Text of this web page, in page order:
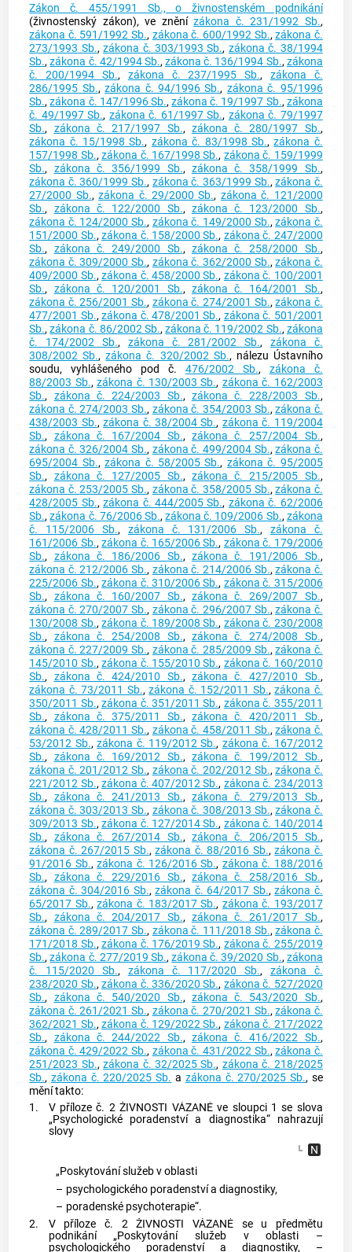
Zákon č. 455/1991 Sb., o živnostenském podnikání
(živnostenský zákon), ve zněnízákona č. 231/1992 Sb.,
zákona č. 591/1992 Sb., zákona č. 600/1992 Sb.,zákona č.
273/1993 Sb.,zákona č. 303/1993 Sb., zákona č. 38/1994
Sb.,zákona č. 42/1994 Sb.,zákona č. 136/1994 Sb.,zákona
č. 200/1994 Sb., zákona č. 237/1995 Sb., zákona č.
286/1995 Sb.,zákona č. 94/1996 Sb., zákona č. 95/1996
Sb.,zákona č. 147/1996 Sb.,zákona č. 19/1997 Sb.,zákona
č. 49/1997 Sb., zákona č. 61/1997 Sb., zákona č. 79/1997
Sb., zákona č. 217/1997 Sb., zákona č. 280/1997 Sb.,
zákona č. 15/1998 Sb., zákona č. 83/1998 Sb.,zákona č.
157/1998 Sb.,zákona č. 167/1998 Sb., zákona č. 159/1999
Sb., zákona č. 356/1999 Sb., zákona č. 358/1999 Sb.,
zákona č. 360/1999 Sb., zákona č. 363/1999 Sb.,zákona č.
27/2000 Sb.,zákona č. 29/2000 Sb., zákona č. 121/2000
Sb., zákona č. 122/2000 Sb., zákona č. 123/2000 Sb.,
zákona č. 124/2000 Sb., zákona č. 149/2000 Sb.,zákona č.
151/2000 Sb.,zákona č. 158/2000 Sb., zákona č. 247/2000
Sb., zákona č. 249/2000 Sb., zákona č. 258/2000 Sb.,
zákona č. 309/2000 Sb., zákona č. 362/2000 Sb.,zákona č.
409/2000 Sb.,zákona č. 458/2000 Sb., zákona č. 100/2001
Sb., zákona č. 120/2001 Sb., zákona č. 164/2001 Sb.,
zákona č. 256/2001 Sb., zákona č. 274/2001 Sb.,zákona č.
477/2001 Sb.,zákona č. 478/2001 Sb., zákona č. 501/2001
Sb.,zákona č. 86/2002 Sb.,zákona č. 119/2002 Sb.,zákona
č. 174/2002 Sb., zákona č. 281/2002 Sb., zákona č.
308/2002 Sb.,zákona č. 320/2002 Sb., nálezu Ústavního
soudu, vyhlášeného pod č. 476/2002 Sb., zákona č.
88/2003 Sb.,zákona č. 130/2003 Sb., zákona č. 162/2003
Sb., zákona č. 224/2003 Sb., zákona č. 228/2003 Sb.,
zákona č. 274/2003 Sb., zákona č. 354/2003 Sb.,zákona č.
438/2003 Sb.,zákona č. 38/2004 Sb., zákona č. 119/2004
Sb., zákona č. 167/2004 Sb., zákona č. 257/2004 Sb.,
zákona č. 326/2004 Sb., zákona č. 499/2004 Sb.,zákona č.
695/2004 Sb.,zákona č. 58/2005 Sb., zákona č. 95/2005
Sb., zákona č. 127/2005 Sb., zákona č. 215/2005 Sb.,
zákona č. 253/2005 Sb., zákona č. 358/2005 Sb.,zákona č.
428/2005 Sb.,zákona č. 444/2005 Sb., zákona č. 62/2006
Sb.,zákona č. 76/2006 Sb.,zákona č. 109/2006 Sb.,zákona
č. 115/2006 Sb., zákona č. 131/2006 Sb., zákona č.
161/2006 Sb.,zákona č. 165/2006 Sb., zákona č. 179/2006
Sb., zákona č. 186/2006 Sb., zákona č. 191/2006 Sb.,
zákona č. 212/2006 Sb., zákona č. 214/2006 Sb.,zákona č.
225/2006 Sb.,zákona č. 310/2006 Sb., zákona č. 315/2006
Sb., zákona č. 160/2007 Sb., zákona č. 269/2007 Sb.,
zákona č. 270/2007 Sb., zákona č. 296/2007 Sb.,zákona č.
130/2008 Sb.,zákona č. 189/2008 Sb., zákona č. 230/2008
Sb., zákona č. 254/2008 Sb., zákona č. 274/2008 Sb.,
zákona č. 227/2009 Sb., zákona č. 285/2009 Sb.,zákona č.
145/2010 Sb.,zákona č. 155/2010 Sb., zákona č. 160/2010
Sb., zákona č. 424/2010 Sb., zákona č. 427/2010 Sb.,
zákona č. 73/2011 Sb.,zákona č. 152/2011 Sb.,zákona č.
350/2011 Sb.,zákona č. 351/2011 Sb., zákona č. 355/2011
Sb., zákona č. 375/2011 Sb., zákona č. 420/2011 Sb.,
zákona č. 428/2011 Sb., zákona č. 458/2011 Sb.,zákona č.
53/2012 Sb.,zákona č. 119/2012 Sb., zákona č. 167/2012
Sb., zákona č. 169/2012 Sb., zákona č. 199/2012 Sb.,
zákona č. 201/2012 Sb., zákona č. 202/2012 Sb.,zákona č.
221/2012 Sb.,zákona č. 407/2012 Sb., zákona č. 234/2013
Sb., zákona č. 241/2013 Sb., zákona č. 279/2013 Sb.,
zákona č. 303/2013 Sb., zákona č. 308/2013 Sb.,zákona č.
309/2013 Sb.,zákona č. 127/2014 Sb., zákona č. 140/2014
Sb., zákona č. 267/2014 Sb., zákona č. 206/2015 Sb.,
zákona č. 267/2015 Sb.,zákona č. 88/2016 Sb.,zákona č.
91/2016 Sb.,zákona č. 126/2016 Sb., zákona č. 188/2016
Sb., zákona č. 229/2016 Sb., zákona č. 258/2016 Sb.,
zákona č. 304/2016 Sb.,zákona č. 64/2017 Sb.,zákona č.
65/2017 Sb.,zákona č. 183/2017 Sb., zákona č. 193/2017
Sb., zákona č. 204/2017 Sb., zákona č. 261/2017 Sb.,
zákona č. 289/2017 Sb., zákona č. 111/2018 Sb.,zákona č.
171/2018 Sb.,zákona č. 176/2019 Sb., zákona č. 255/2019
Sb.,zákona č. 277/2019 Sb.,zákona č. 39/2020 Sb.,zákona
č. 115/2020 Sb., zákona č. 117/2020 Sb., zákona č.
238/2020 Sb.,zákona č. 336/2020 Sb., zákona č. 527/2020
Sb., zákona č. 540/2020 Sb., zákona č. 543/2020 Sb.,
zákona č. 261/2021 Sb., zákona č. 270/2021 Sb.,zákona č.
362/2021 Sb.,zákona č. 129/2022 Sb., zákona č. 217/2022
Sb., zákona č. 244/2022 Sb., zákona č. 416/2022 Sb.,
zákona č. 429/2022 Sb., zákona č. 431/2022 Sb.,zákona č.
251/2023 Sb.,zákona č. 32/2025 Sb., zákona č. 218/2025
Sb., zákona č. 220/2025 Sb. a zákona č. 270/2025 Sb., se
mění takto:
1.
V příloze č. 2 ŽIVNOSTI VÁZANÉ ve sloupci 1 se slova
„Psychologické poradenství a diagnostika“ nahrazují
slovy
„Poskytování služeb v oblasti
– psychologického poradenství a diagnostiky,
– poradenské psychoterapie“.
2.
V příloze č. 2 ŽIVNOSTI VÁZANÉ se u předmětu
podnikání „Poskytování služeb v oblasti –
psychologického poradenství a diagnostiky, –